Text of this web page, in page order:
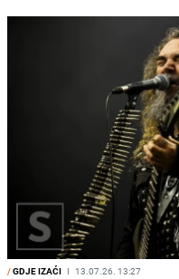
/GDJE IZAĆI I 13.07.26. 13:27